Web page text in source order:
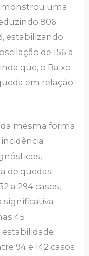
uma
806
estabilizando
de 156 a
que, o Baixo
em relação
mesma forma
de quedas
a 294 casos,
45
estabilidade
94 e 142 casos